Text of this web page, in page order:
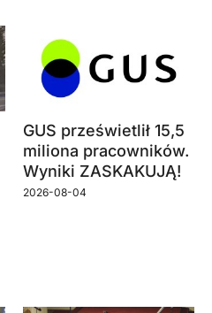
GUS prześwietlił 15,5
miliona pracowników.
Wyniki ZASKAKUJĄ!
2026-08-04